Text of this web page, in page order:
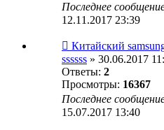
Последнее
12.11.2017 23:39
Китайский
ssssss » 30.06.2017
Ответы: 2
Просмотры: 16367
Последнее
15.07.2017 13:40